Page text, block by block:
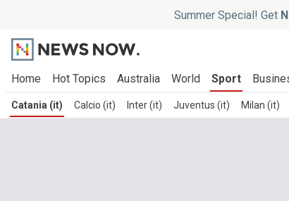
Summer Special! Get
Home Hot Topics Australia World Sport
Catania (it) Calcio (it) Inter (it) Juventus (it) Milan (it)